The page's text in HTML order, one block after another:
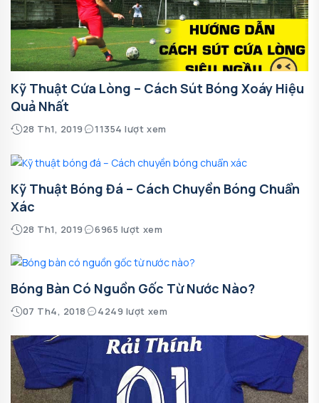
Kỹ Thuật Cứa Lòng – Cách Sút Bóng Xoáy Hiệu
Quả Nhất
28 Th1, 2019 11354 lượt xem
Kỹ Thuật Bóng Đá – Cách Chuyền Bóng Chuẩn
Xác
28 Th1, 2019 6965 lượt xem
Bóng Bàn Có Nguồn Gốc Từ Nước Nào?
07 Th4, 2018 4249 lượt xem